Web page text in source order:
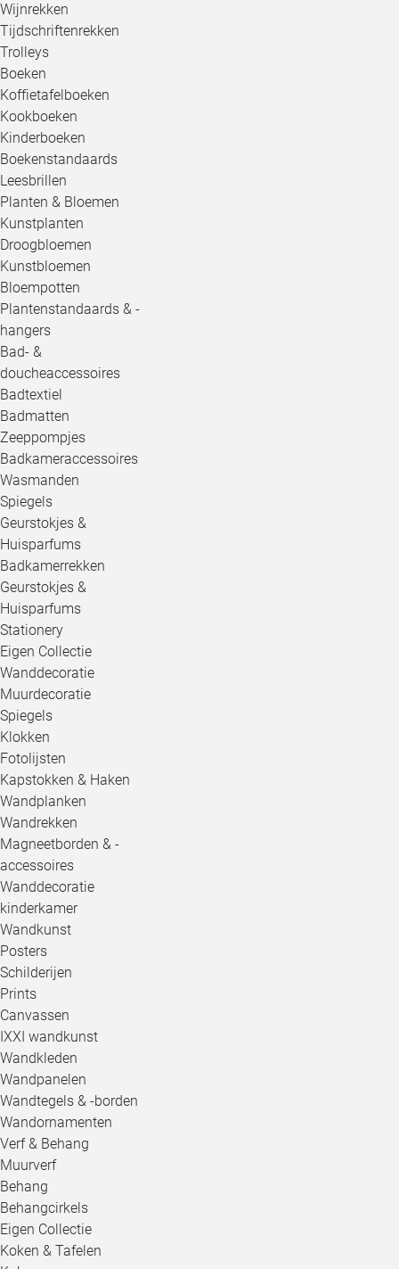
Wijnrekken
Tijdschriftenrekken
Trolleys
Boeken
Koffietafelboeken
Kookboeken
Kinderboeken
Boekenstandaards
Leesbrillen
Planten & Bloemen
Kunstplanten
Droogbloemen
Kunstbloemen
Bloempotten
Plantenstandaards & -
hangers
Bad- &
doucheaccessoires
Badtextiel
Badmatten
Zeeppompjes
Badkameraccessoires
Wasmanden
Spiegels
Geurstokjes &
Huisparfums
Badkamerrekken
Geurstokjes &
Huisparfums
Stationery
Eigen Collectie
Wanddecoratie
Muurdecoratie
Spiegels
Klokken
Fotolijsten
Kapstokken & Haken
Wandplanken
Wandrekken
Magneetborden & -
accessoires
Wanddecoratie
kinderkamer
Wandkunst
Posters
Schilderijen
Prints
Canvassen
IXXI wandkunst
Wandkleden
Wandpanelen
Wandtegels & -borden
Wandornamenten
Verf & Behang
Muurverf
Behang
Behangcirkels
Eigen Collectie
Koken & Tafelen